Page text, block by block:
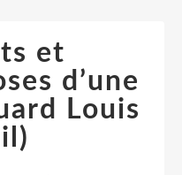
et
d’une
Louis